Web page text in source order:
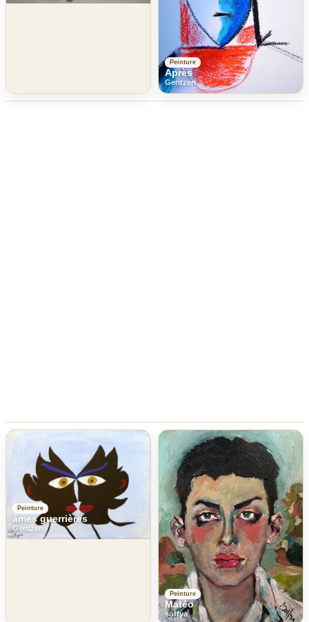
Peinture
Après
Geritzen
Peinture
âmes guerrières
Geritzen
Peinture
Matéo
soffya